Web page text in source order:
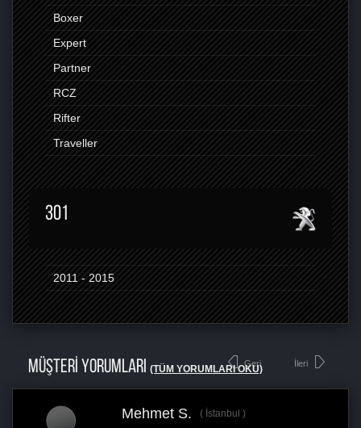
Boxer
Expert
Partner
RCZ
Rifter
Traveller
301
2011 - 2015
MÜŞTERİ YORUMLARI (TÜM YORUMLARI OKU)
Geri
Mehmet S.
İstanbul
İleri